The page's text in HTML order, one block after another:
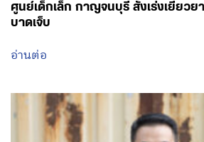
ศูนย์เด็กเล็ก กาญจนบุรี สั่งเร่งเยียวย
บาดเจ็บ
อ่านต่อ